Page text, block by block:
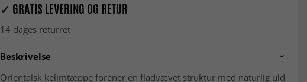
✓ GRATIS LEVERING OG RETUR
14 dages returret
Beskrivelse
Orientalsk kelimtæppe forener en fladvævet struktur med naturlig uld